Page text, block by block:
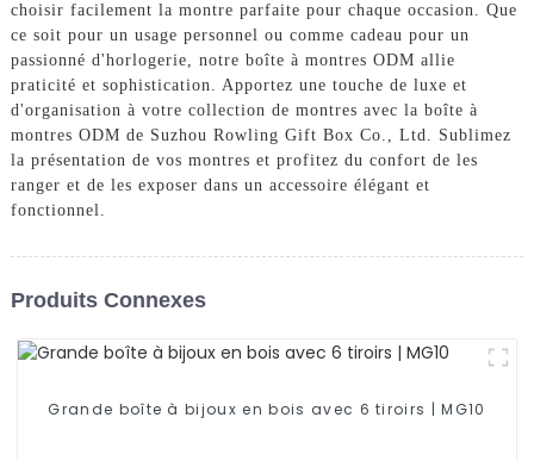
choisir facilement la montre parfaite pour chaque occasion. Que
ce soit pour un usage personnel ou comme cadeau pour un
passionné d'horlogerie, notre boîte à montres ODM allie
praticité et sophistication. Apportez une touche de luxe et
d'organisation à votre collection de montres avec la boîte à
montres ODM de Suzhou Rowling Gift Box Co., Ltd. Sublimez
la présentation de vos montres et profitez du confort de les
ranger et de les exposer dans un accessoire élégant et
fonctionnel.
Produits Connexes
Grande boîte à bijoux en bois avec 6 tiroirs | MG10